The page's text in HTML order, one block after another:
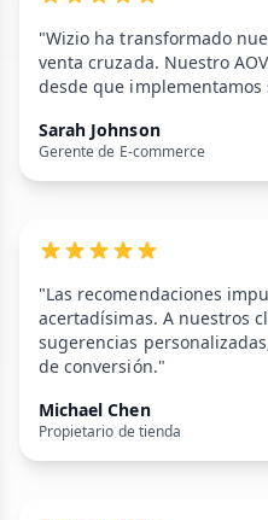
"Wizio ha transformado
venta cruzada. Nuestro
desde que implementamos
Sarah Johnson
Gerente de E-commerce
"Las recomendaciones
acertadísimas. A nuestros
sugerencias
de conversión."
Michael Chen
Propietario de tienda